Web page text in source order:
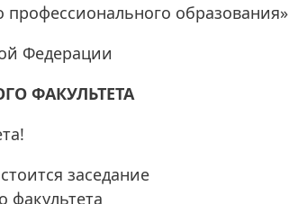
образования»
Федерации
ФАКУЛЬТЕТА
заседание
факультета